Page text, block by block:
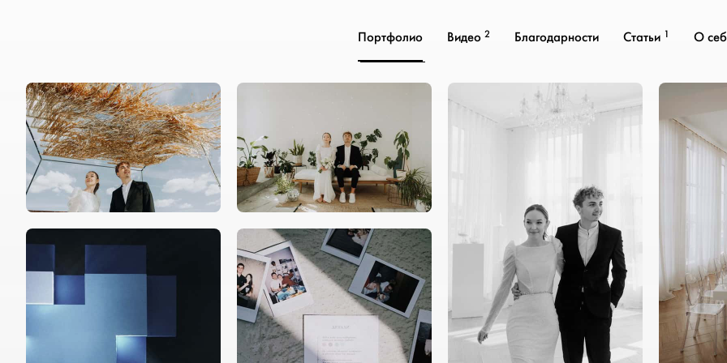
Портфолио Видео 2 Благодарности Статьи 1 О